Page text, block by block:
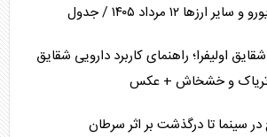
۱۲ مرداد ۱۴۰۵ / جدول
اولیفرا؛ راهنمای کاربرد دارویی شقایق
تریاک و خشخاش + عکس
در سینما تا درگذشت بر اثر سرطان